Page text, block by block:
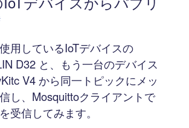
用しているIoTデバイスの
D32 と、もう一台のデバイス
V4 から同一トピックにメッ
し、Mosquittoクライアントで
受信してみます。